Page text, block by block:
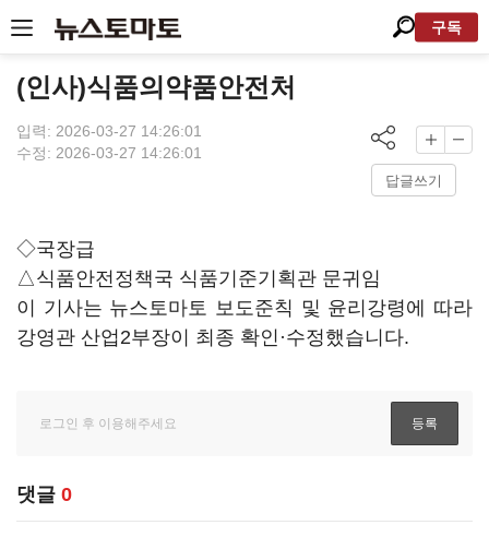
구독
(인사)식품의약품안전처
입력: 2026-03-27 14:26:01
수정: 2026-03-27 14:26:01
답글쓰기
◇국장급
△식품안전정책국 식품기준기획관 문귀임
이 기사는 뉴스토마토 보도준칙 및 윤리강령에 따라
강영관 산업2부장이 최종 확인·수정했습니다.
댓글 0